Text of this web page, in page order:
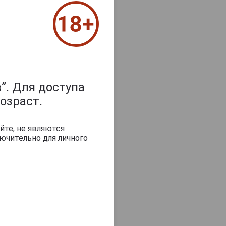
Для доступа
не являются
для личного